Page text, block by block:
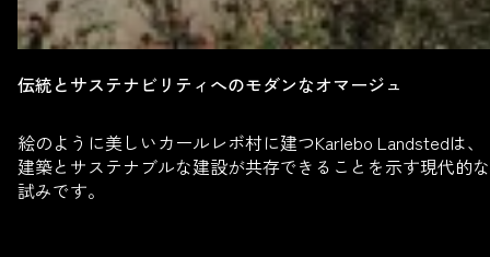
伝統とサステナビリティへのモダンなオマージュ
絵のように美しいカールレボ村に建つKarlebo Landstedは、
建築とサステナブルな建設が共存できることを示す現代的な
試みです。